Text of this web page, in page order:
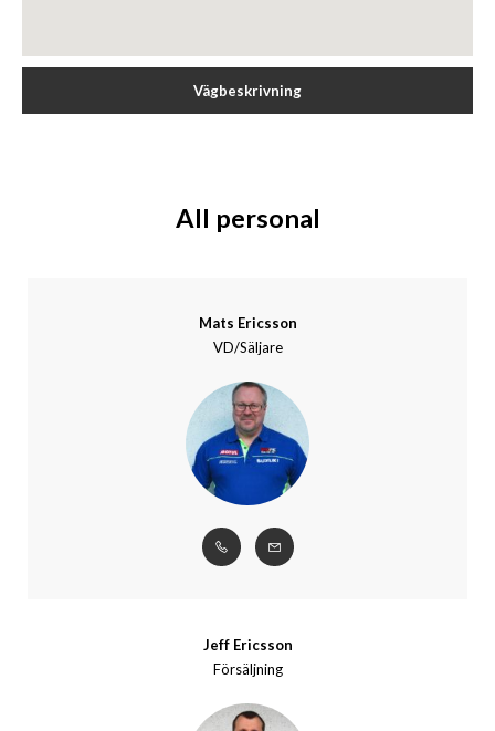
Vägbeskrivning
All personal
Mats Ericsson
VD/Säljare
Jeff Ericsson
Försäljning